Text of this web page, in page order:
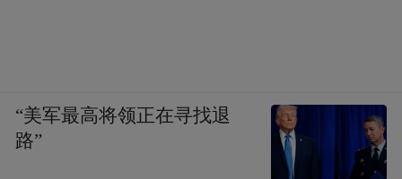
“美军最高将领正在寻找退
路”